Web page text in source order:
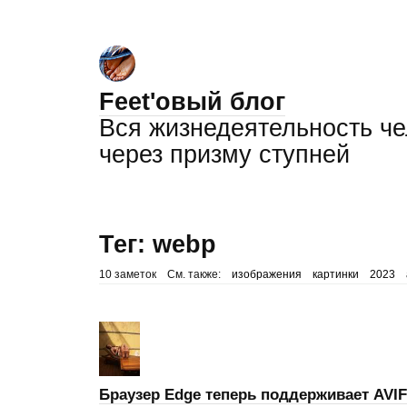
Feet'овый блог
Вся жизнедеятельность
через призму ступней
Тег: webp
10 заметок См. также: изображения картинки 2023
Браузер Edge теперь поддерживает AVIF